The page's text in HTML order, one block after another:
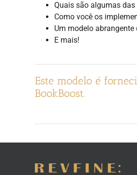
Quais são algumas
Como você os
Um modelo
E mais!
Este modelo é
BookBoost.